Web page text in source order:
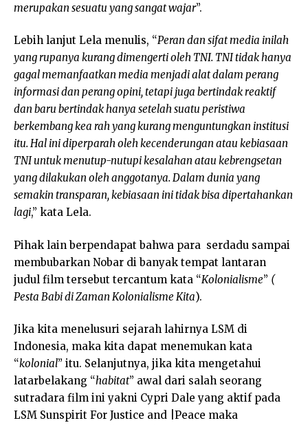
merupakan sesuatu yang sangat wajar”.
Lebih lanjut Lela menulis, “Peran dan sifat media inilah
yang rupanya kurang dimengerti oleh TNI. TNI tidak hanya
gagal memanfaatkan media menjadi alat dalam perang
informasi dan perang opini, tetapi juga bertindak reaktif
dan baru bertindak hanya setelah suatu peristiwa
berkembang kea rah yang kurang menguntungkan institusi
itu. Hal ini diperparah oleh kecenderungan atau kebiasaan
TNI untuk menutup-nutupi kesalahan atau kebrengsetan
yang dilakukan oleh anggotanya. Dalam dunia yang
semakin transparan, kebiasaan ini tidak bisa dipertahankan
lagi,” kata Lela.
Pihak lain berpendapat bahwa para serdadu sampai
membubarkan Nobar di banyak tempat lantaran
judul film tersebut tercantum kata “Kolonialisme” (
Pesta Babi di Zaman Kolonialisme Kita).
Jika kita menelusuri sejarah lahirnya LSM di
Indonesia, maka kita dapat menemukan kata
“kolonial” itu. Selanjutnya, jika kita mengetahui
latarbelakang “habitat” awal dari salah seorang
sutradara film ini yakni Cypri Dale yang aktif pada
LSM Sunspirit For Justice and |Peace maka